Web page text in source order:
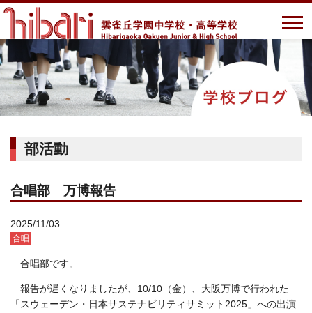
部活動
合唱部 万博報告
2025/11/03
合唱
合唱部です。
報告が遅くなりましたが、10/10（金）、大阪万博で行われた
「スウェーデン・日本サステナビリティサミット2025」への出演